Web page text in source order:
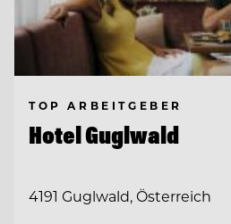
TOP ARBEITGEBER
Hotel Guglwald
4191 Guglwald, Österreich